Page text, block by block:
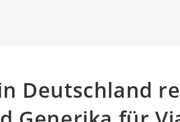
Deutschland